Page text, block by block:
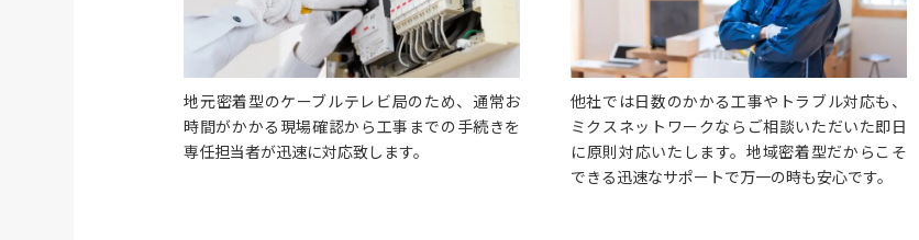
地元密着型のケーブルテレビ局のため、通常お
時間がかかる現場確認から工事までの手続きを
専任担当者が迅速に対応致します。
他社では日数のかかる工事やトラブル対応も、
ミクスネットワークならご相談いただいた即日
に原則対応いたします。地域密着型だからこそ
できる迅速なサポートで万一の時も安心です。